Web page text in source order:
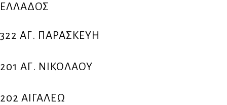
ΕΛΛΑΔΟΣ
322 ΑΓ. ΠΑΡΑΣΚΕΥΗ
201 ΑΓ. ΝΙΚΟΛΑΟΥ
202 ΑΙΓΑΛΕΩ